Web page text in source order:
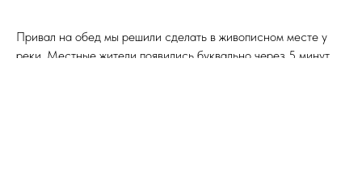
Привал на обед мы решили сделать в живописном месте у
реки. Местные жители появились буквально через 5 минут.